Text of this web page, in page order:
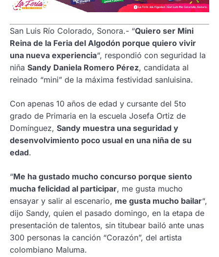
San Luis Río Colorado, Sonora.- “Quiero ser Mini
Reina de la Feria del Algodón porque quiero vivir
una nueva experiencia“, respondió con seguridad la
niña Sandy Daniela Romero Pérez, candidata al
reinado “mini” de la máxima festividad sanluisina.
Con apenas 10 años de edad y cursante del 5to
grado de Primaria en la escuela Josefa Ortiz de
Domínguez, Sandy muestra una seguridad y
desenvolvimiento poco usual en una niña de su
edad.
“Me ha gustado mucho concurso porque siento
mucha felicidad al participar, me gusta mucho
ensayar y salir al escenario, me gusta mucho bailar“,
dijo Sandy, quien el pasado domingo, en la etapa de
presentación de talentos, sin titubear bailó ante unas
300 personas la canción “Corazón”, del artista
colombiano Maluma.